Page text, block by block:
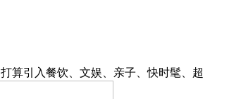
算引入餐饮、文娱、亲子、快时髦、超